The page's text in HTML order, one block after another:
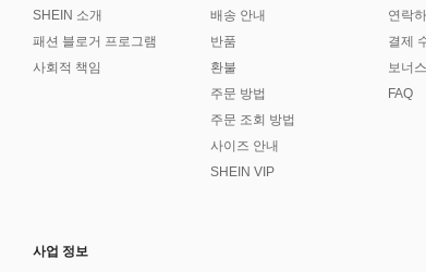
SHEIN 소개
패션 블로거 프로그램
사회적 책임
배송 안내
반품
환불
주문 방법
주문 조회 방법
사이즈 안내
SHEIN VIP
연락
결제
보너
FAQ
사업 정보